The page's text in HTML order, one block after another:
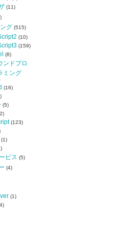
(11)
グ (515)
(10)
(159)
(8)
ンドプロ
ミング
(16)
(5)
(123)
(1)
ビス (5)
(4)
(1)